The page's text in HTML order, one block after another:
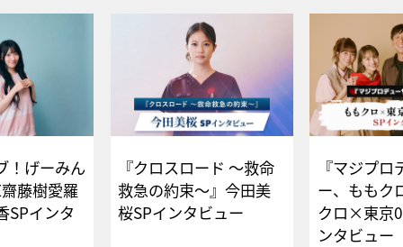
！げーみん
藤樹愛羅
SPインタ
『クロスロード ～救命
救急の約束～』今田美
桜SPインタビュー
『マジプロ
ー、ももク
クロ×東京
ンタビュー